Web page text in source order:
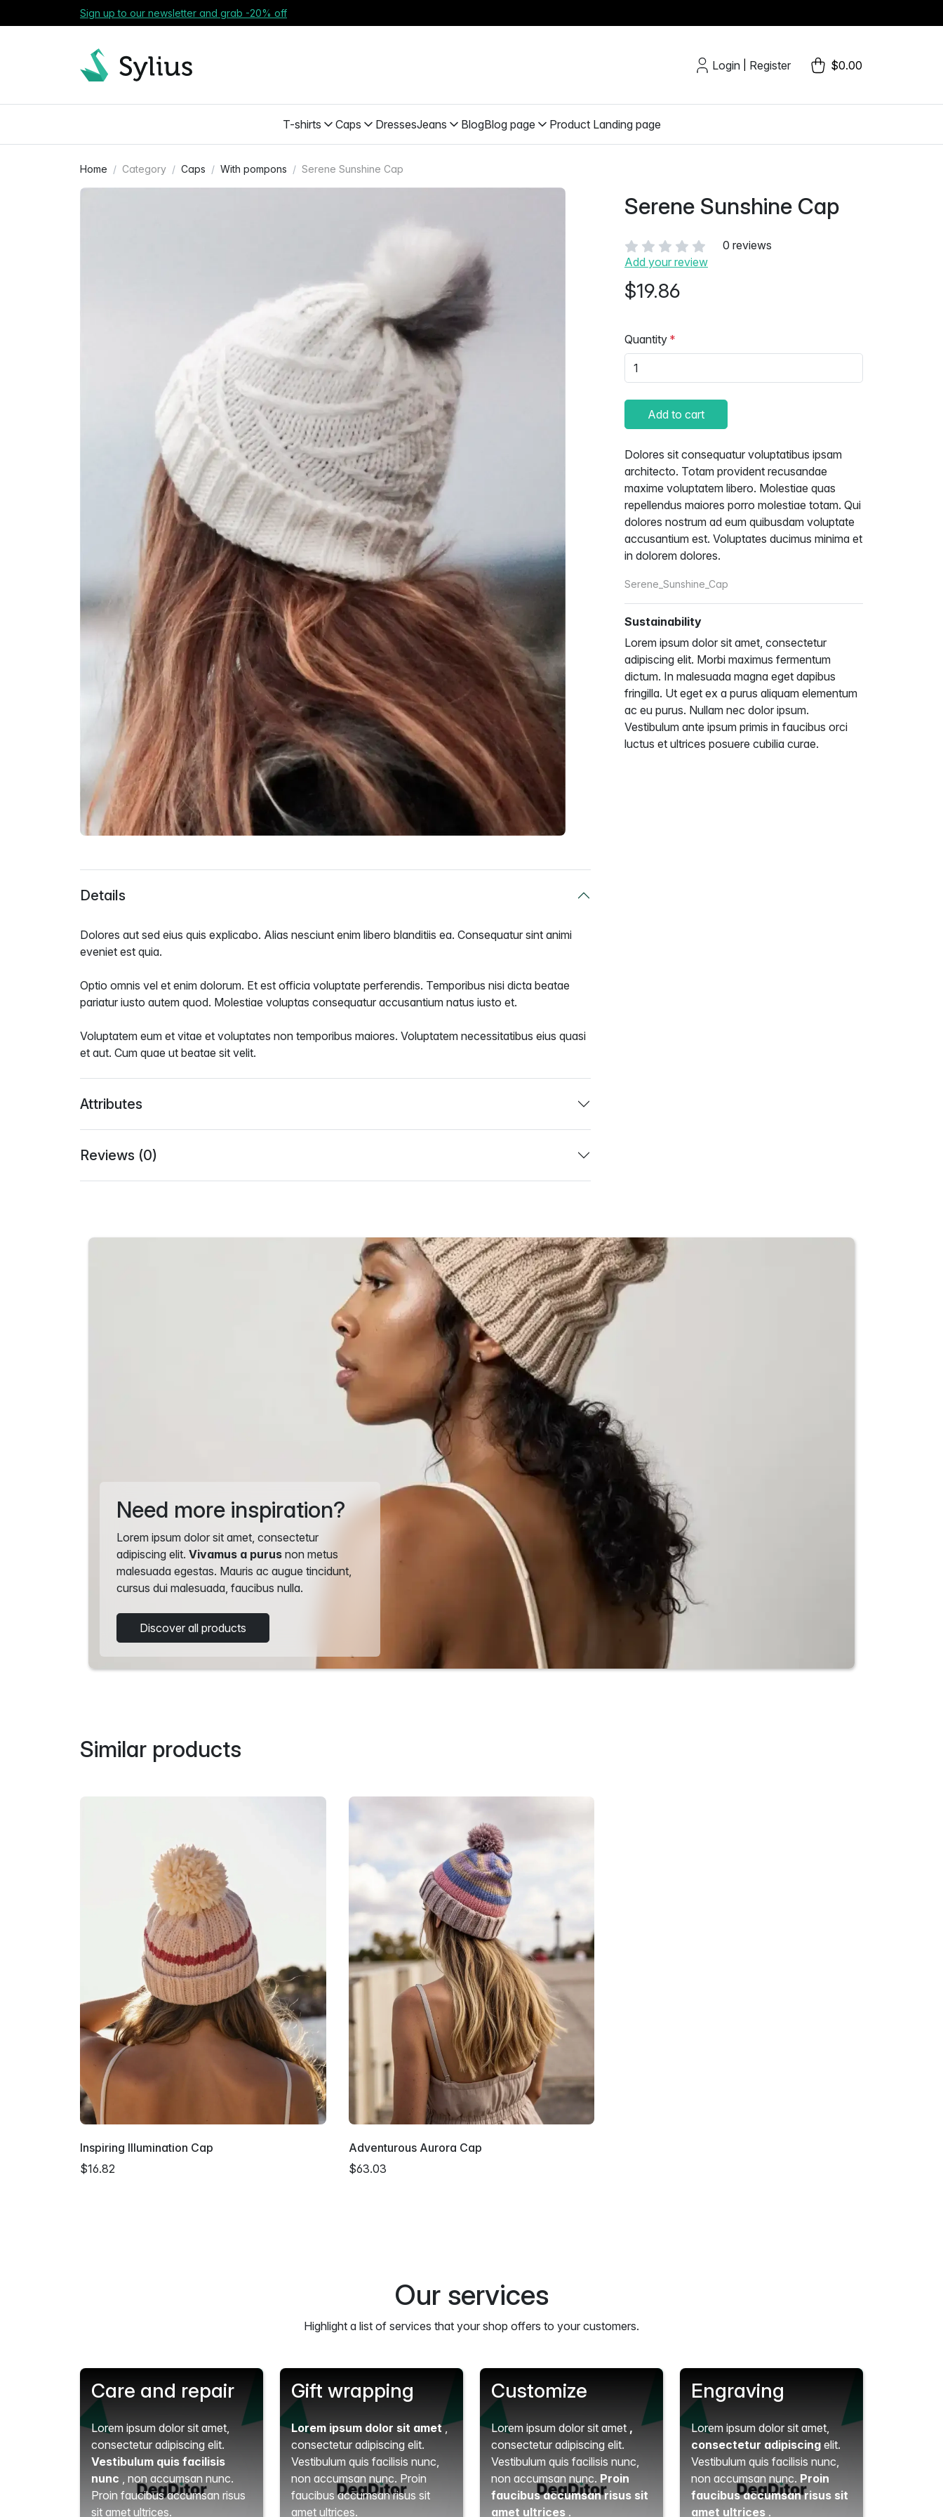
Sign up to our newsletter and grab -20% off
Login Register $0.00
T-shirts Caps DressesJeans BlogBlog page Product Landing page
Home Category Caps With pompons Serene Sunshine Cap
Serene Sunshine Cap
0 reviews
Add your review
$19.86
Quantity
Add to cart
Dolores sit consequatur voluptatibus ipsam
architecto. Totam provident recusandae
maxime voluptatem libero. Molestiae quas
repellendus maiores porro molestiae totam. Qui
dolores nostrum ad eum quibusdam voluptate
accusantium est. Voluptates ducimus minima et
in dolorem dolores.
Serene_Sunshine_Cap
Sustainability
Lorem ipsum dolor sit amet, consectetur
adipiscing elit. Morbi maximus fermentum
dictum. In malesuada magna eget dapibus
fringilla. Ut eget ex a purus aliquam elementum
ac eu purus. Nullam nec dolor ipsum.
Vestibulum ante ipsum primis in faucibus orci
luctus et ultrices posuere cubilia curae.
Details
Dolores aut sed eius quis explicabo. Alias nesciunt enim libero blanditiis ea. Consequatur sint animi
eveniet est quia.
Optio omnis vel et enim dolorum. Et est officia voluptate perferendis. Temporibus nisi dicta beatae
pariatur iusto autem quod. Molestiae voluptas consequatur accusantium natus iusto et.
Voluptatem eum et vitae et voluptates non temporibus maiores. Voluptatem necessitatibus eius quasi
et aut. Cum quae ut beatae sit velit.
Attributes
Reviews (0)
Need more inspiration?
Lorem ipsum dolor sit amet, consectetur
adipiscing elit. Vivamus a purus non metus
malesuada egestas. Mauris ac augue tincidunt,
cursus dui malesuada, faucibus nulla.
Discover all products
Similar products
Inspiring Illumination Cap
$16.82
Adventurous Aurora Cap
$63.03
Our services
Highlight a list of services that your shop offers to your customers.
Care and repair
Lorem ipsum dolor sit amet,
consectetur adipiscing elit.
Vestibulum quis facilisis
nunc , non accumsan nunc.
Proin faucibus accumsan risus
sit amet ultrices.
Gift wrapping
Lorem ipsum dolor sit amet,
consectetur adipiscing elit.
Vestibulum quis facilisis nunc,
non accumsan nunc. Proin
faucibus accumsan risus sit
amet ultrices.
Customize
Lorem ipsum dolor sit amet ,
consectetur adipiscing elit.
Vestibulum quis facilisis nunc,
non accumsan nunc. Proin
faucibus accumsan risus sit
amet ultrices .
Engraving
Lorem ipsum dolor sit amet,
consectetur adipiscing elit.
Vestibulum quis facilisis nunc,
non accumsan nunc. Proin
faucibus accumsan risus sit
amet ultrices .